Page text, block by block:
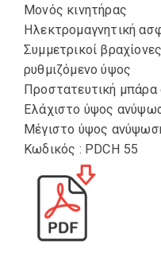
Μονός κινητήρας
Ηλεκτρομαγνητική
Συμμετρικοί
ρυθμιζόμενο ύψος
Προστατευτική μπάρα
Ελάχιστο ύψος
Μέγιστο ύψος
Κωδικός : PDCH 55